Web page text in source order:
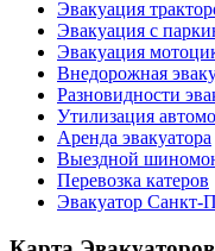
Эвакуация
Эвакуация с
Эвакуация
Внедорожная
Разновидности
Утилизация
Аренда эвакуатора
Выездной
Перевозка катеров
Эвакуатор Санкт-